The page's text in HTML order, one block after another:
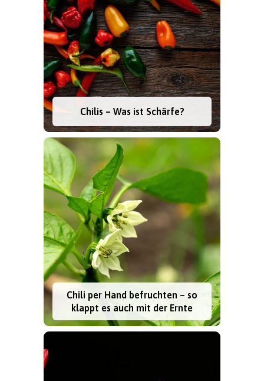
Chilis – Was ist Schärfe?
Chili per Hand befruchten – so
klappt es auch mit der Ernte